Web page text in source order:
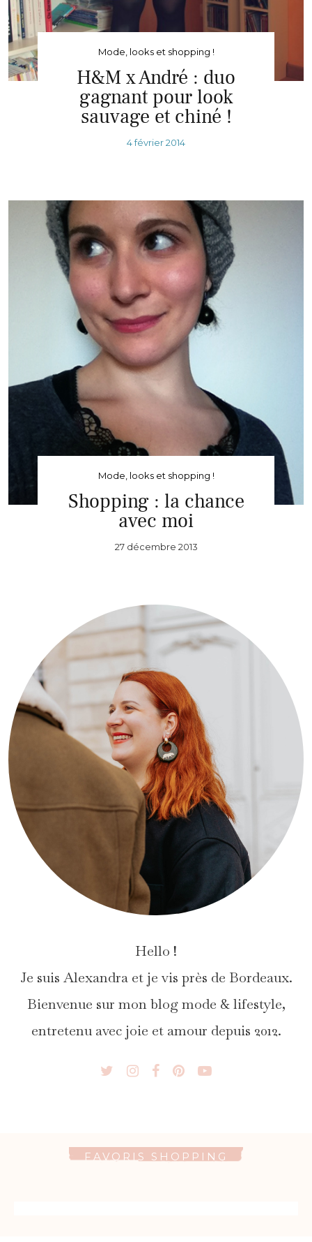
Mode, looks et shopping !
H&M x André : duo
gagnant pour look
sauvage et chiné !
4 février 2014
Mode, looks et shopping !
Shopping : la chance
avec moi
27 décembre 2013
Hello !
Je suis Alexandra et je vis près de Bordeaux.
Bienvenue sur mon blog mode & lifestyle,
entretenu avec joie et amour depuis 2012.
FAVORIS SHOPPING